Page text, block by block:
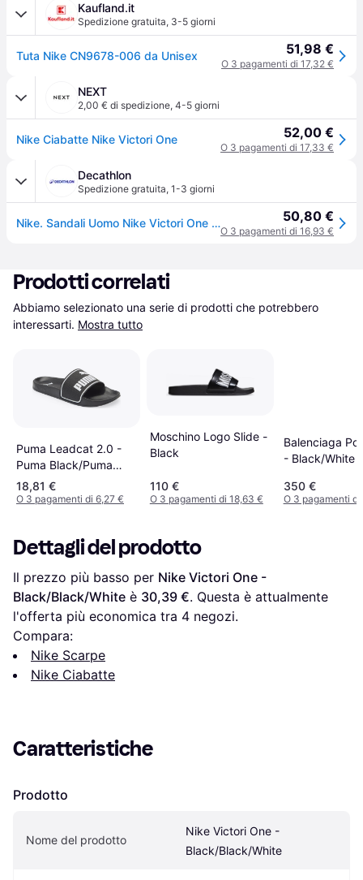
Kaufland.it
Spedizione gratuita, 3-5 giorni
Tuta Nike CN9678-006 da Unisex 51,98 €
O 3 pagamenti di 17,32 €
NEXT
2,00 € di spedizione, 4-5 giorni
Nike Ciabatte Nike Victori One 52,00 €
O 3 pagamenti di 17,33 €
Decathlon
Spedizione gratuita, 1-3 giorni
Nike. Sandali Uomo Nike Victori One Nero Infradito Ritiro Gratis - nero - 46 (UK 11) 50,80 €
O 3 pagamenti di 16,93 €
Prodotti correlati
Abbiamo selezionato una serie di prodotti che potrebbero
interessarti. Mostra tutto
Puma Leadcat 2.0 -
Puma Black/Puma
White
18,81 €
O 3 pagamenti di 6,27 €
Moschino Logo Slide -
Black
110 €
O 3 pagamenti di 18,63 €
Balenciaga
- Black/White
350 €
O 3 pagamenti di
Dettagli del prodotto
Il prezzo più basso per Nike Victori One -
Black/Black/White è 30,39 €. Questa è attualmente
l'offerta più economica tra 4 negozi.
Compara:
Nike Scarpe
Nike Ciabatte
Caratteristiche
Prodotto
Nome del prodotto
Nike Victori One -
Black/Black/White